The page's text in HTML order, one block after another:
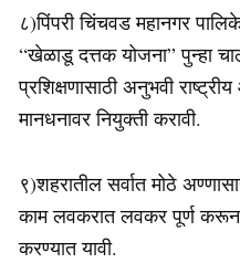
८)पिंपरी चिंचवड महानगर
“खेळाडू दत्तक योजना” पुन्हा
प्रशिक्षणासाठी अनुभवी
मानधनावर नियुक्ती करावी.
९)शहरातील सर्वात मोठे
काम लवकरात लवकर पूर्ण करून
करण्यात यावी.